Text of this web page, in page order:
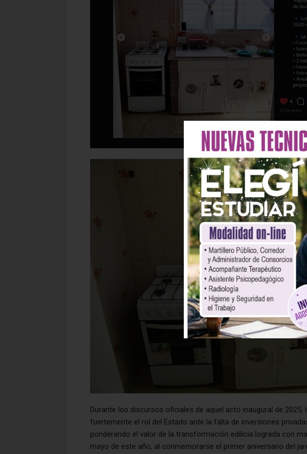
Durante los discursos oficiales de aquel acto inaugural de
fuertemente el rol del Estado ante la falta de inversiones
ponderando el valor de la transformación edilicia lograda con
mayo de este año, al conmemorarse el primer aniversario del